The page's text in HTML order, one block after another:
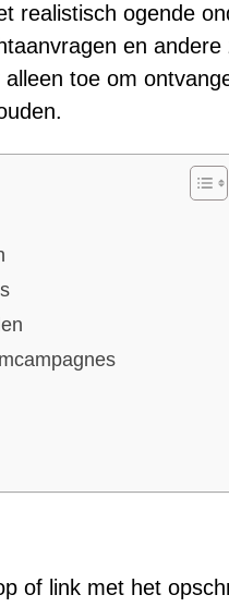
realistisch ogende
en andere
toe om
of link met het